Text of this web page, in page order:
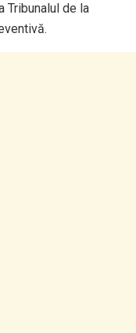
Tribunalul de la